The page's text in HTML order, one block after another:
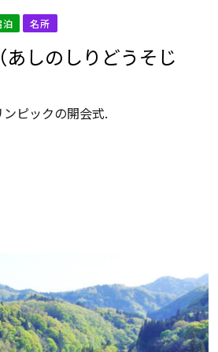
泊 名所
しのしりどうそじ
ピックの開会式.